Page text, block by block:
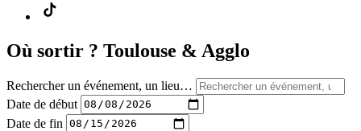
Où sortir ? Toulouse & Agglo
Rechercher un événement, un lieu…
Date de début
Date de fin